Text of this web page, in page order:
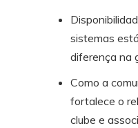
sistemas
diferença na
Como a
fortalece o
clube e